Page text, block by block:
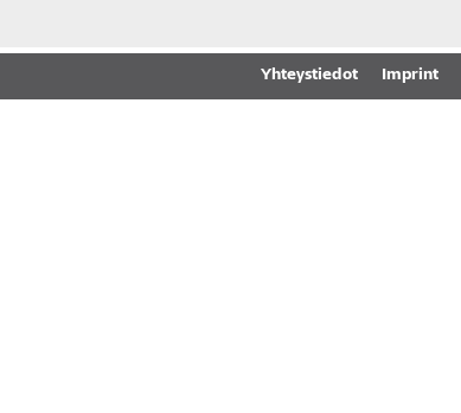
Yhteystiedot Imprint